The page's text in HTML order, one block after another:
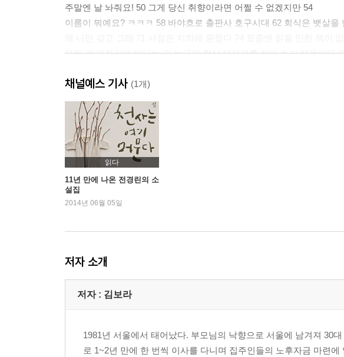
주말엔 날 놔줘요! 50 그게 당신 취향이라면 어쩔 수 없겠지만 54
이름이 뭐예요? ㅋㅋㅋ 58 바야흐로 출판사 호구시대 62 회식은 뱃살을
모든 게 제자리에 있다는 건 누군가 항상 제자리를 찾아 놓기 때문이다
[에잇! 휴대전화, SNS]
‘싫어요’가 필요한 순간 92 내 일기장에 누가 낙서했어? 94
너희들 이름값 안 할래? 98 B-side 102 내 손이 널 기억해 106
불면의 밤들이여, 안녕 109 그대 먼 곳만 보네요 113
[나 원! 친구도 세상도]
친구와의 약속을 깨야 할 때는 118 사십만 원이 뉘 집 개 이름도 아니고
무소불위 집주인 아저씨 125 결혼 자판기라도 있는 건가요? 129
[맙소사! 나도 문제]
밥 힘으로 사는 때도 아닌데 154 꽃이나 기르고 살아볼까? 158
‘절대’라는 말은 절대하지 않기 162 스키니! 스키니! 166
채널예스 기사 (1개)
읽다
11년 만에 나온 전경린의 소
설집
2014년 06월 05일
저자 소개
저자 : 김보라
1981년 서울에서 태어났다. 부모님의 낙향으로 서울에 남겨져 30
로 1~2년 만에 한 번씩 이사를 다니며 집주인들의 노후자금 마련